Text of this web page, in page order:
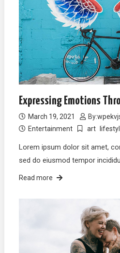
Expressing Emotions
March 19, 2021 By:
Entertainment
art
Lorem ipsum dolor sit amet,
sed do eiusmod tempor
Read more